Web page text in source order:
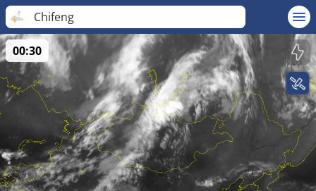
Chifeng
00:30